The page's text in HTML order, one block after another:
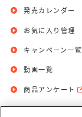
発売カレンダー
お気に入り管理
キャンペーン一覧
動画一覧
商品アンケート